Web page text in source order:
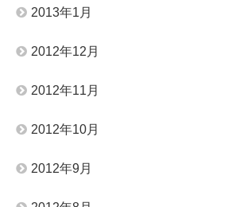
2013年1月
2012年12月
2012年11月
2012年10月
2012年9月